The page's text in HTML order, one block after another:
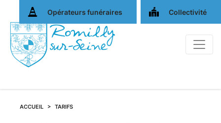
Opérateurs funéraires Collectivité
ACCUEIL TARIFS